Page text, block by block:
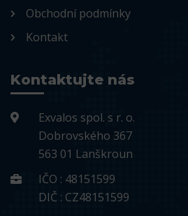
Obchodní podmínky
Kontakt
Kontaktujte nás
Exvalos spol. s r. o.
Dobrovského 367
563 01 Lanškroun
IČO : 48151599
DIČ : CZ48151599